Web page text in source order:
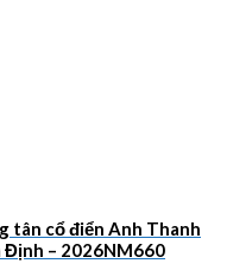
tân cổ điển Anh Thanh
Định – 2026NM660